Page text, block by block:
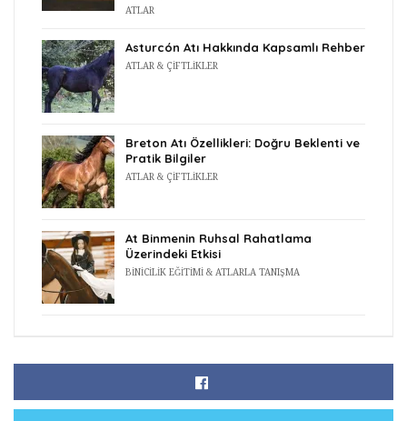
ATLAR
Asturcón Atı Hakkında Kapsamlı Rehber
ATLAR & ÇIFTLIKLER
Breton Atı Özellikleri: Doğru Beklenti ve
Pratik Bilgiler
ATLAR & ÇIFTLIKLER
At Binmenin Ruhsal Rahatlama
Üzerindeki Etkisi
BINICILIK EĞITIMI & ATLARLA TANIŞMA